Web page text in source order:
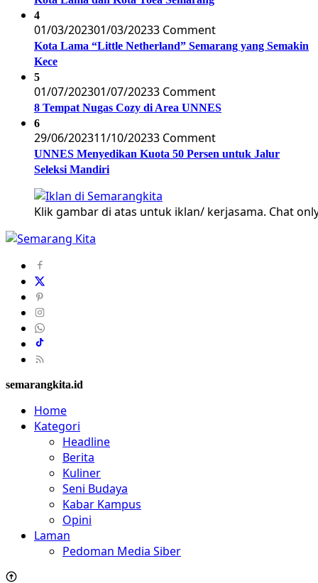
4
01/03/202301/03/20233 Comment
Kota Lama “Little Netherland” Semarang yang Semakin
Kece
5
01/07/202301/07/20233 Comment
8 Tempat Nugas Cozy di Area UNNES
6
29/06/202311/10/20233 Comment
UNNES Menyedikan Kuota 50 Persen untuk Jalur
Seleksi Mandiri
Klik gambar di atas untuk iklan/ kerjasama. Chat
semarangkita.id
Home
Kategori
Headline
Berita
Kuliner
Seni Budaya
Kabar Kampus
Opini
Laman
Pedoman Media Siber